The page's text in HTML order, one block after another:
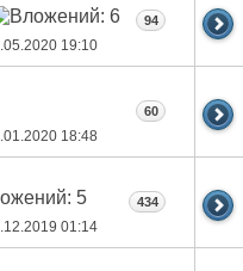
19:10
94
18:48
60
01:14
434